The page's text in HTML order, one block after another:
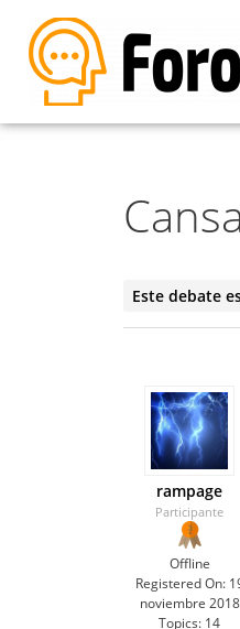
Este debate
rampage
Participante
Offline
Registered On:
noviembre 2018
Topics: 14